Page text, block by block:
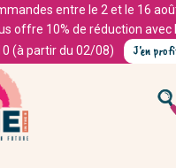
entre le 2 et le 16
offre 10% de réduction avec
(à partir du 02/08)
J'en